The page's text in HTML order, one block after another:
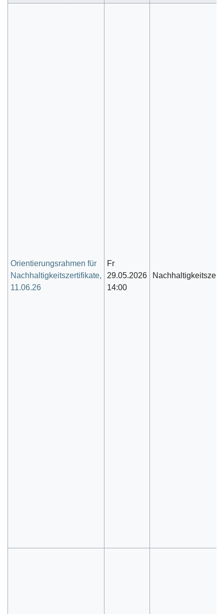
Orientierungsrahmen für
Nachhaltigkeitszertifikate,
11.06.26
Fr
29.05.2026
14:00